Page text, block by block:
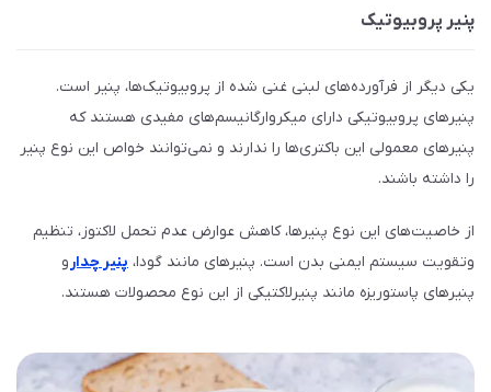
پنیر پروبیوتیک
یکی دیگر از فرآورده‌های لبنی غنی شده از پروبیوتیک‌ها، پنیر است.
پنیرهای پروبیوتیکی دارای میکروارگانیسم‌های مفیدی هستند که
پنیرهای معمولی این باکتری‌ها را ندارند و نمی‌توانند خواص این نوع پنیر
را داشته باشند.
از خاصیت‌های این نوع پنیرها، کاهش عوارض عدم تحمل لاکتوز، تنظیم
وتقویت سیستم ایمنی بدن است. پنیرهای مانند گودا، پنیر چدار و
پنیرهای پاستوریزه مانند پنیرلاکتیکی از این نوع محصولات هستند.